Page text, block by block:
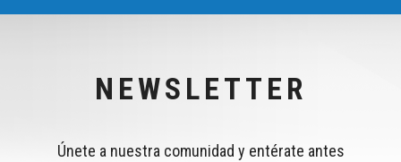
NEWSLETTER
Únete a nuestra comunidad y entérate antes